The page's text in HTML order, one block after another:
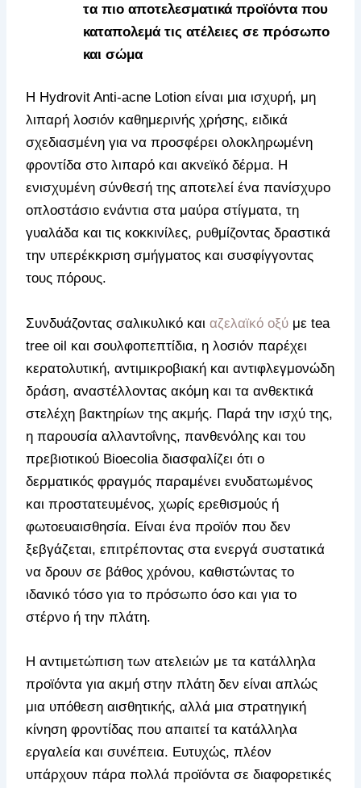
τα πιο αποτελεσματικά προϊόντα που
καταπολεμά τις ατέλειες σε πρόσωπο
και σώμα
Η Hydrovit Anti-acne Lotion είναι μια ισχυρή, μη
λιπαρή λοσιόν καθημερινής χρήσης, ειδικά
σχεδιασμένη για να προσφέρει ολοκληρωμένη
φροντίδα στο λιπαρό και ακνεϊκό δέρμα. Η
ενισχυμένη σύνθεσή της αποτελεί ένα πανίσχυρο
οπλοστάσιο ενάντια στα μαύρα στίγματα, τη
γυαλάδα και τις κοκκινίλες, ρυθμίζοντας δραστικά
την υπερέκκριση σμήγματος και συσφίγγοντας
τους πόρους.
Συνδυάζοντας σαλικυλικό καιαζελαϊκό οξύ με tea
tree oil και σουλφοπεπτίδια, η λοσιόν παρέχει
κερατολυτική, αντιμικροβιακή και αντιφλεγμονώδη
δράση, αναστέλλοντας ακόμη και τα ανθεκτικά
στελέχη βακτηρίων της ακμής. Παρά την ισχύ της,
η παρουσία αλλαντοΐνης, πανθενόλης και του
πρεβιοτικού Bioecolia διασφαλίζει ότι ο
δερματικός φραγμός παραμένει ενυδατωμένος
και προστατευμένος, χωρίς ερεθισμούς ή
φωτοευαισθησία. Είναι ένα προϊόν που δεν
ξεβγάζεται, επιτρέποντας στα ενεργά συστατικά
να δρουν σε βάθος χρόνου, καθιστώντας το
ιδανικό τόσο για το πρόσωπο όσο και για το
στέρνο ή την πλάτη.
Η αντιμετώπιση των ατελειών με τα κατάλληλα
προϊόντα για ακμή στην πλάτη δεν είναι απλώς
μια υπόθεση αισθητικής, αλλά μια στρατηγική
κίνηση φροντίδας που απαιτεί τα κατάλληλα
εργαλεία και συνέπεια. Ευτυχώς, πλέον
υπάρχουν πάρα πολλά προϊόντα σε διαφορετικές